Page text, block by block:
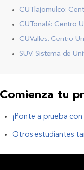
CUTlajomulco:
CUTonalá: Centro
CUValles: Centro
SUV: Sistema de
Comienza tu
¡Ponte a prueba
Otros estudiantes